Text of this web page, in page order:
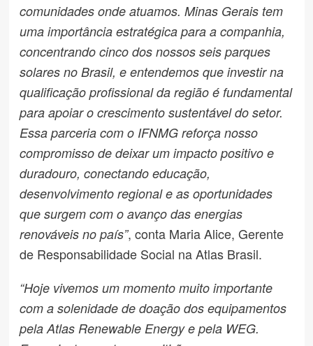
comunidades onde atuamos. Minas Gerais tem
uma importância estratégica para a companhia,
concentrando cinco dos nossos seis parques
solares no Brasil, e entendemos que investir na
qualificação profissional da região é fundamental
para apoiar o crescimento sustentável do setor.
Essa parceria com o IFNMG reforça nosso
compromisso de deixar um impacto positivo e
duradouro, conectando educação,
desenvolvimento regional e as oportunidades
que surgem com o avanço das energias
renováveis no país”, conta Maria Alice, Gerente
de Responsabilidade Social na Atlas Brasil.
“Hoje vivemos um momento muito importante
com a solenidade de doação dos equipamentos
pela Atlas Renewable Energy e pela WEG.